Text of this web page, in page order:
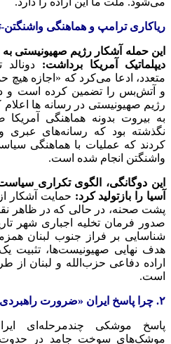
ریاکاری ترامپ و هماهنگی واشنگتن-
این حمله آشکار رژیم صهیونیستی
دیپلماتیک آمریکا برداشت:
متعدد، ادعا می‌کرد که «اجازه هیچ
و آتش‌بس را تضمین کرده است و
رژیم صهیونیستی در رسانه ها
به بیروت بدونه هماهنگی
نگذشته بود که رسانه‌های
کردند که عملیات با هماهنگی
واشنگتن انجام شده است.
این دوگانگی، الگوی تکراری
آسیا را بازتولید کرد: حمایت آشکار
پشت صحنه، در حالی که در ظاهر
صدور فرمان تخلیه اجباری شهر
شناسایی بر فراز جنوب لبنان
هدف نهایی صهیونیست‌ها، تثبیت
اراده دفاعی حزب‌الله و لبنان
است.
۲. چرا پاسخ ایران «ضرورت راهبردی» بود؟
پاسخ موشکی چندمرحله‌ای